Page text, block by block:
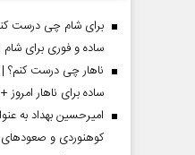
ساده و فوری برای
ساده برای ناهار
امیرحسین بهداد به
کوهنوردی و صعودهای
مجلس